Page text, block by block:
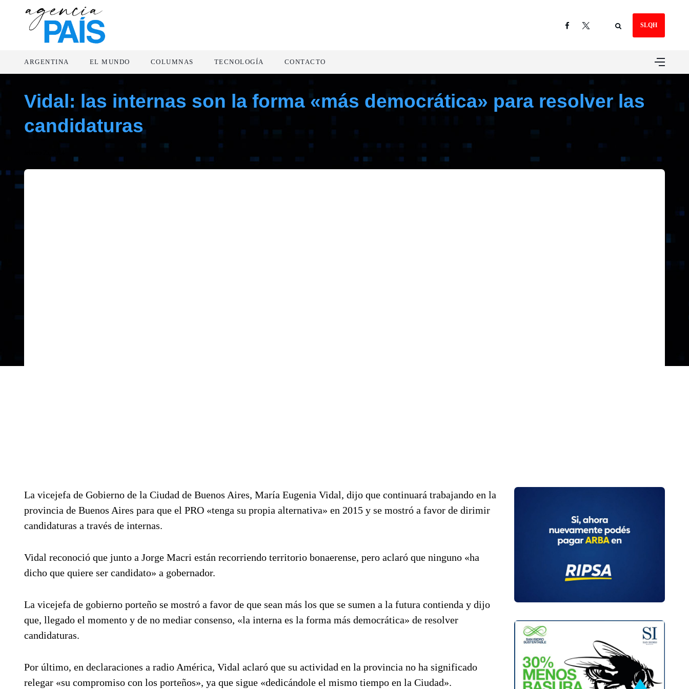
SLQH
ARGENTINA EL MUNDO COLUMNAS TECNOLOGÍA CONTACTO
Vidal: las internas son la forma «más democrática» para resolver las
candidaturas
La vicejefa de Gobierno de la Ciudad de Buenos Aires, María Eugenia Vidal, dijo que continuará trabajando en la
provincia de Buenos Aires para que el PRO «tenga su propia alternativa» en 2015 y se mostró a favor de dirimir
candidaturas a través de internas.
Vidal reconoció que junto a Jorge Macri están recorriendo territorio bonaerense, pero aclaró que ninguno «ha
dicho que quiere ser candidato» a gobernador.
La vicejefa de gobierno porteño se mostró a favor de que sean más los que se sumen a la futura contienda y dijo
que, llegado el momento y de no mediar consenso, «la interna es la forma más democrática» de resolver
candidaturas.
Por último, en declaraciones a radio América, Vidal aclaró que su actividad en la provincia no ha significado
relegar «su compromiso con los porteños», ya que sigue «dedicándole el mismo tiempo en la Ciudad».